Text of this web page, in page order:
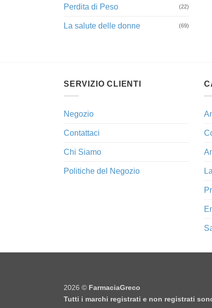
Perdita di Peso (22)
La salute delle donne (69)
SERVIZIO CLIENTI
Negozio
Contattaci
Chi Siamo
Politiche del Negozio
2026 © FarmaciaGreco
Tutti i marchi registrati e non registrati